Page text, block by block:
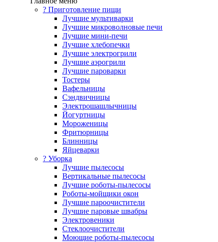
? Приготовление пищи
Лучшие мультиварки
Лучшие микроволновые печи
Лучшие мини-печи
Лучшие хлебопечки
Лучшие электрогрили
Лучшие аэрогрили
Лучшие пароварки
Тостеры
Вафельницы
Сэндвичницы
Электрошашлычницы
Йогуртницы
Мороженицы
Фритюрницы
Блинницы
Яйцеварки
? Уборка
Лучшие пылесосы
Вертикальные пылесосы
Лучшие роботы-пылесосы
Роботы-мойщики окон
Лучшие пароочистители
Лучшие паровые швабры
Электровеники
Стеклоочистители
Моющие роботы-пылесосы